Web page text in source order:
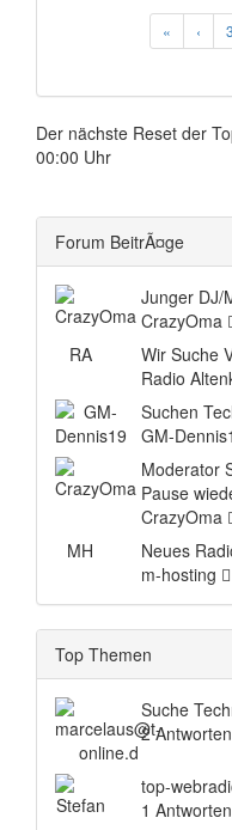
« ‹ 3
Der nächste Reset der
00:00 Uhr
Forum BeitrÃ¤ge
Junger DJ/
CrazyOma
RA
Wir Suche
Radio
Suchen
GM-
Moderator
Pause
CrazyOma
MH
Neues
m-hosting
Top Themen
Suche
2
top-
1